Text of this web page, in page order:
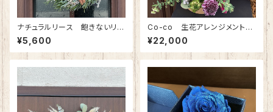
ナチュラルリース 飽きないリー
ス ドライウォッシュグリーン(M
サイズ)
¥5,600
Co-co 生花アレンジメント
(※地域限定商品) 22000円
分
¥22,000